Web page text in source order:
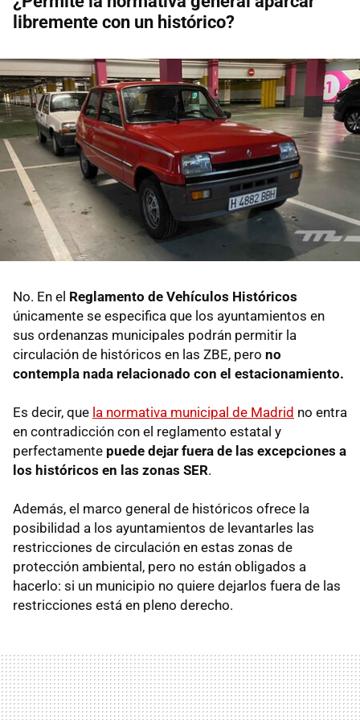
libremente con un histórico?
No. En el Reglamento de Vehículos Históricos
únicamente se especifica que los ayuntamientos en
sus ordenanzas municipales podrán permitir la
circulación de históricos en las ZBE, pero no
contempla nada relacionado con el estacionamiento.
Es decir, que la normativa municipal de Madrid no entra
en contradicción con el reglamento estatal y
perfectamente puede dejar fuera de las excepciones a
los históricos en las zonas SER.
Además, el marco general de históricos ofrece la
posibilidad a los ayuntamientos de levantarles las
restricciones de circulación en estas zonas de
protección ambiental, pero no están obligados a
hacerlo: si un municipio no quiere dejarlos fuera de las
restricciones está en pleno derecho.